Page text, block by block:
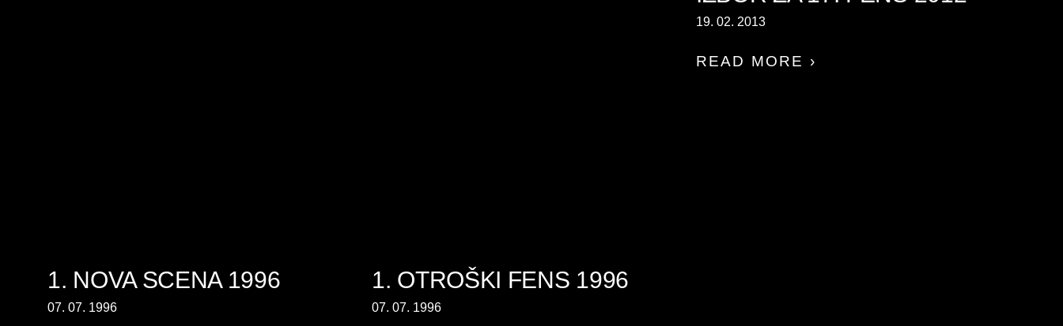
1. NOVA SCENA 1996
07. 07. 1996
1. OTROŠKI FENS 1996
07. 07. 1996
19. 02. 2013
READ MORE ›